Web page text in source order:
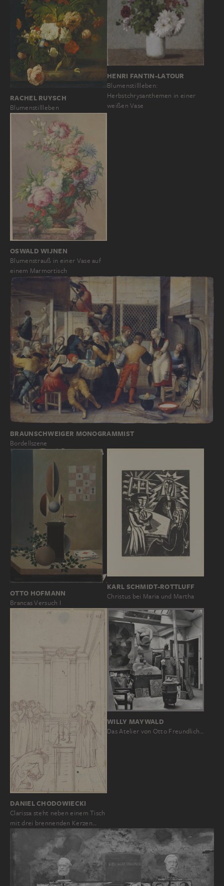
RACHEL RUYSCH
Blumenstillleben
HENRI FANTIN-LATOUR
Blumenstillleben:
Herbstchrysanthemen in einer
weißen Vase
OSWALD WIJNEN
Blumenstrauß in einer Vase auf
einem Marmortisch
BRAUNSCHWEIGER MONOGRAMMIST
Bordellszene
OTTO HOFMANN
Brancas Versuch I
KARL SCHMIDT-ROTTLUFF
Christus bei Maria und Martha
DANIEL CHODOWIECKI
Clarissa steht neben einem Tisch
mit drei brennenden Kerzen…
WILLY MAYWALD
Das Atelier von Otto Freundlich…